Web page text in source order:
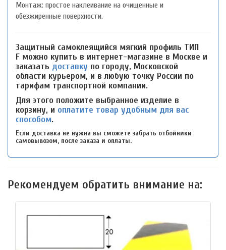
Монтаж: простое наклеивание на очищенные и
обезжиренные поверхности.
Защитный самоклеящийся мягкий профиль ТИП
F можно купить в интернет-магазине в Москве и
заказать доставку по городу, Московской
области курьером, и в любую точку России по
тарифам транспортной компании.
Для этого положите выбранное изделие в
корзину, и оплатите товар удобным для вас
способом.
Если доставка не нужна вы сможете забрать отбойники
самовывозом, после заказа и оплаты.
Рекомендуем обратить внимание на: